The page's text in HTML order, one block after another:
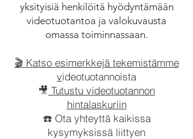
yksityisiä henkilöitä hyödyntämään
videotuotantoa ja valokuvausta
omassa toiminnassaan.
🎬 Katso esimerkkejä tekemistämme
videotuotannoista
🎥 Tutustu videotuotannon
hintalaskuriin
☎️ Ota yhteyttä kaikissa
kysymyksissä liittyen